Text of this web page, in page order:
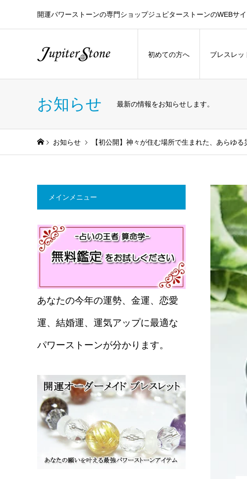
開運パワーストーンの専門ショップジュピターストーンのWEBサイ
初めての方へ ブレスレッ
お知らせ 最新の情報をお知らせします。
お知らせ 【初公開】神々が住む場所で生まれた、あらゆ
メインメニュー
あなたの今年の運勢、金運、恋愛
運、結婚運、運気アップに最適な
パワーストーンが分かります。